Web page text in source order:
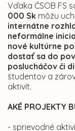
Vďaka ČSOB FS
000 Sk môžu
internátne
neformálne
nové kultúrne
dostať sa do
poslucháčov či
študentov a
aktivít.
AKÉ PROJEKTY
- sprievodné